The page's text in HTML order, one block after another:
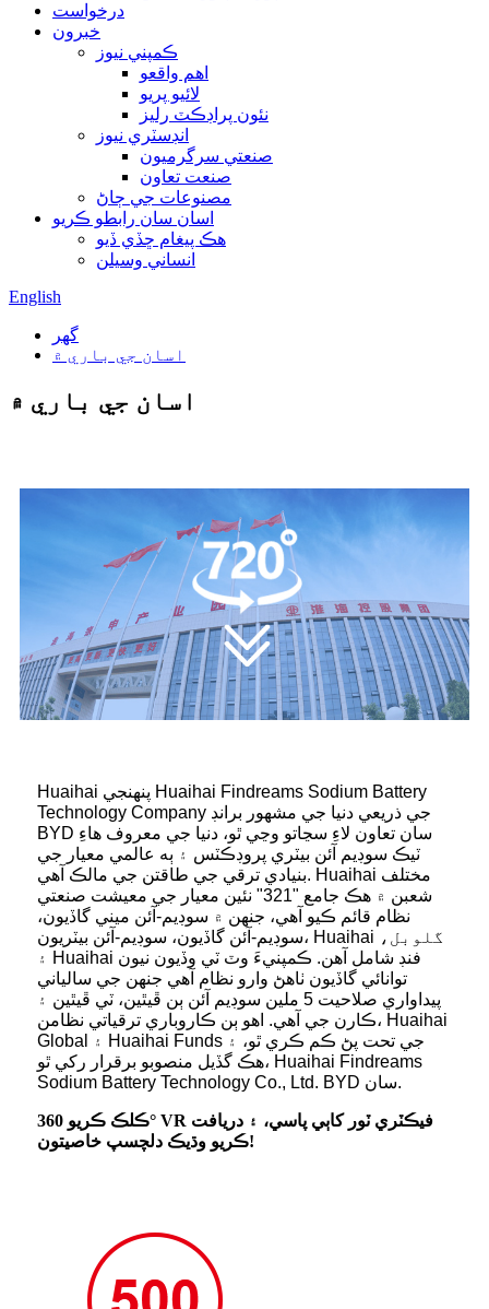
درخواست
خبرون
ڪمپني نيوز
اهم واقعو
لائيو پريو
نئون پراڊڪٽ رليز
انڊسٽري نيوز
صنعتي سرگرميون
صنعت تعاون
مصنوعات جي ڄاڻ
اسان سان رابطو ڪريو
هڪ پيغام ڇڏي ڏيو
انساني وسيلن
English
گهر
اسان جي باري ۾
اسان جي باري ۾
Huaihai پنهنجي Huaihai Findreams Sodium Battery
Technology Company جي ذريعي دنيا جي مشهور برانڊ
BYD سان تعاون لاءِ سڃاتو وڃي ٿو، دنيا جي معروف هاءِ
ٽيڪ سوڊيم آئن بيٽري پروڊڪٽس ۽ ٻه عالمي معيار جي
بنيادي ترقي جي طاقتن جي مالڪ آهي. Huaihai مختلف
شعبن ۾ هڪ جامع "321" نئين معيار جي معيشت صنعتي
نظام قائم ڪيو آهي، جنهن ۾ سوڊيم-آئن ميني گاڏيون،
سوڊيم-آئن گاڏيون، سوڊيم-آئن بيٽريون، Huaihai گلوبل،
۽ Huaihai فنڊ شامل آهن. ڪمپنيءَ وٽ ٽي وڏيون نيون
توانائي گاڏيون ٺاھڻ وارو نظام آھي جنھن جي سالياني
پيداواري صلاحيت 5 ملين سوڊيم آئن ٻن ڦيٿين، ٽي ڦيٿين ۽
ڪارن جي آھي. اهو ٻن ڪاروباري ترقياتي نظامن، Huaihai
Global ۽ Huaihai Funds جي تحت پڻ ڪم ڪري ٿو، ۽
هڪ گڏيل منصوبو برقرار رکي ٿو، Huaihai Findreams
Sodium Battery Technology Co., Ltd. BYD سان.
ڪلڪ ڪريو 360° VR فيڪٽري ٽور کاٻي پاسي، ۽ دريافت
ڪريو وڌيڪ دلچسپ خاصيتون!